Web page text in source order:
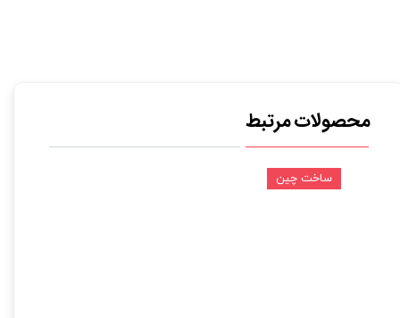
محصولات مرتبط
ساخت چین